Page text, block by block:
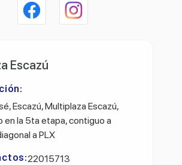
Escazú
Escazú, Multiplaza Escazú,
en la 5ta etapa, contiguo a
a PLX
22015713